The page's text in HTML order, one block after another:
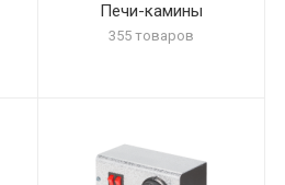
Печи-камины
355 товаров